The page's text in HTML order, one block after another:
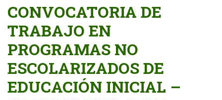
CONVOCATORIA DE
TRABAJO EN
PROGRAMAS NO
ESCOLARIZADOS DE
EDUCACIÓN INICIAL –